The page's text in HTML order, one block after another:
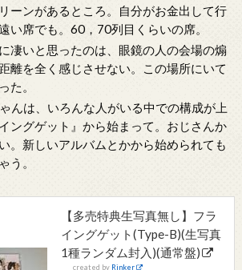
ーンがあるところ。自分がお金出して行
い席でも。60，70列目くらいの席。
凄いと思ったのは、眼鏡の人の会場の煽
離を全く感じさせない。この場所にいて
た。
んは、いろんな人がいる中での構成が上
ングゲット』から始まって。おじさんか
。新しいアルバムとかから始められても
う。
【多売特典生写真無し】フラ
イングゲット(Type-B)(生写真
1種ランダム封入)(通常盤)
created by Rinker